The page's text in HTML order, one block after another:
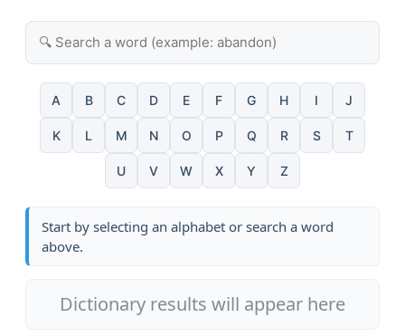
A B C D E F G H I J
K L M N O P Q R S T
U V W X Y Z
Start by selecting an alphabet or search a word
above.
Dictionary results will appear here